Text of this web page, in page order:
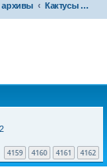
архивы Кактусы и суккуленты
4159 4160 4161 4162